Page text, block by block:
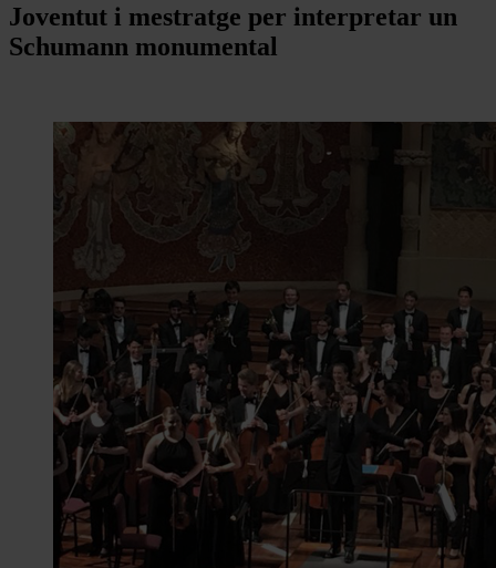
Joventut i mestratge per interpretar un
Schumann monumental